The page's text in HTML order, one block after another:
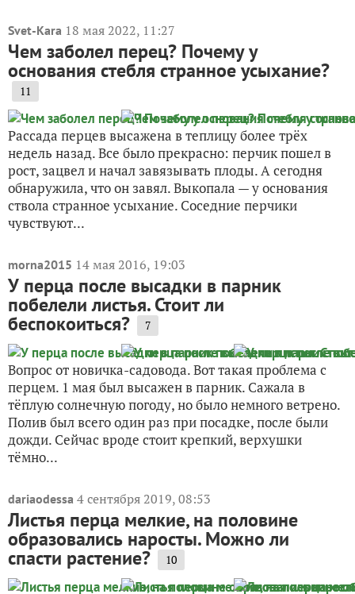
Svet-Kara 18 мая 2022, 11:27
Чем заболел перец? Почему у
основания стебля странное усыхание?
11
Рассада перцев высажена в теплицу более трёх
недель назад. Все было прекрасно: перчик пошел в
рост, зацвел и начал завязывать плоды. А сегодня
обнаружила, что он завял. Выкопала — у основания
ствола странное усыхание. Соседние перчики
чувствуют...
morna2015 14 мая 2016, 19:03
У перца после высадки в парник
побелели листья. Стоит ли
беспокоиться? 7
Вопрос от новичка-садовода. Вот такая проблема с
перцем. 1 мая был высажен в парник. Сажала в
тёплую солнечную погоду, но было немного ветрено.
Полив был всего один раз при посадке, после были
дожди. Сейчас вроде стоит крепкий, верхушки
тёмно...
dariaodessa 4 сентября 2019, 08:53
Листья перца мелкие, на половине
образовались наросты. Можно ли
спасти растение? 10